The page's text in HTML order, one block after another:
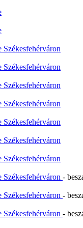
Székesfehérváron
Székesfehérváron
Székesfehérváron
Székesfehérváron
Székesfehérváron
Székesfehérváron
Székesfehérváron
Székesfehérváron -
Székesfehérváron -
Székesfehérváron -